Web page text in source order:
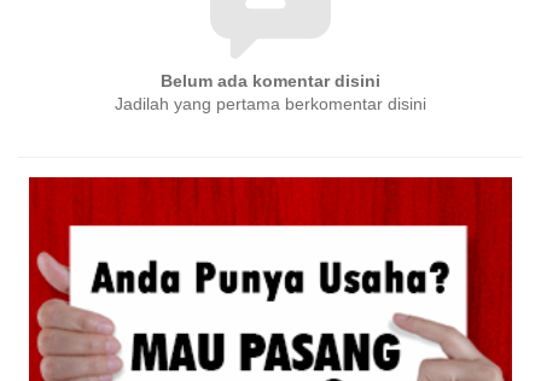
Belum ada komentar disini
Jadilah yang pertama berkomentar disini